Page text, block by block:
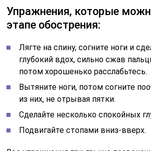
Упражнения, которые
этапе обострения:
Лягте на спину, согните ноги и
глубокий вдох, сильно сжав
потом хорошенько расслабьтесь.
Вытяните ноги, потом согните
из них, не отрывая пятки.
Сделайте несколько спокойных
Подвигайте стопами вниз-вверх.